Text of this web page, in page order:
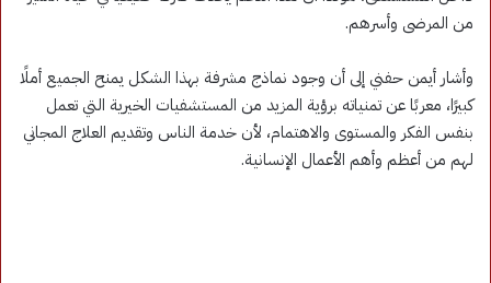
من المرضى وأسرهم.
وأشار أيمن حفني إلى أن وجود نماذج مشرفة بهذا الشكل يمنح الجميع أملًا
كبيرًا، معربًا عن تمنياته برؤية المزيد من المستشفيات الخيرية التي تعمل
بنفس الفكر والمستوى والاهتمام، لأن خدمة الناس وتقديم العلاج المجاني
لهم من أعظم وأهم الأعمال الإنسانية.